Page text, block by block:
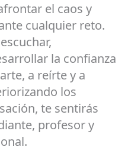
el caos y
cualquier reto.
la confianza
a reírte y a
los
te sentirás
profesor y